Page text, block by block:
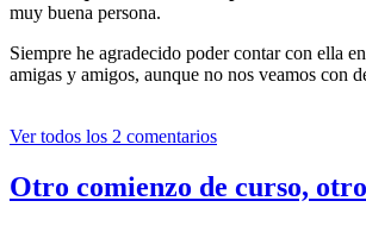
muy buena persona.
Siempre he agradecido poder contar con ella en
amigas y amigos, aunque no nos veamos con
Ver todos los 2 comentarios
Otro comienzo de curso,